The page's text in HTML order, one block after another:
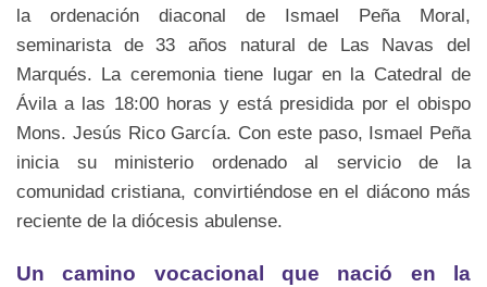
la ordenación diaconal de Ismael Peña Moral,
seminarista de 33 años natural de Las Navas del
Marqués. La ceremonia tiene lugar en la Catedral de
Ávila a las 18:00 horas y está presidida por el obispo
Mons. Jesús Rico García. Con este paso, Ismael Peña
inicia su ministerio ordenado al servicio de la
comunidad cristiana, convirtiéndose en el diácono más
reciente de la diócesis abulense.
Un camino vocacional que nació en la